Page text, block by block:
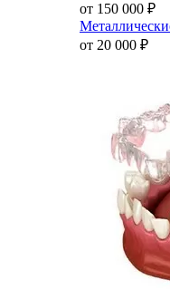
от 150 000 ₽
от 20 000 ₽